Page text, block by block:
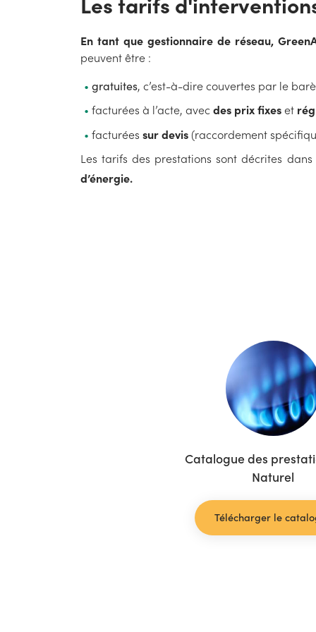
En tant que gestionnaire de réseau,
peuvent être :
gratuites, c’est-à-dire couvertes par le
facturées à l’acte, avec des prix fixeset
facturées sur devis(raccordement
Les tarifs des prestations sont décrites
d’énergie.
Catalogue des
Naturel
Télécharger le